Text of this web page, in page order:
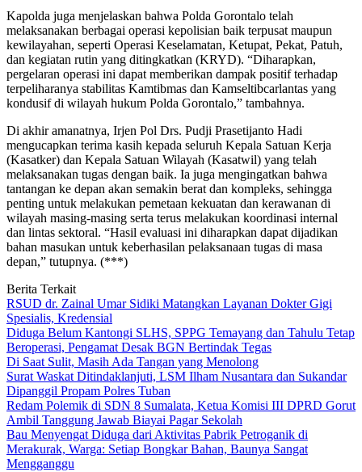
Kapolda juga menjelaskan bahwa Polda Gorontalo telah
melaksanakan berbagai operasi kepolisian baik terpusat maupun
kewilayahan, seperti Operasi Keselamatan, Ketupat, Pekat, Patuh,
dan kegiatan rutin yang ditingkatkan (KRYD). “Diharapkan,
pergelaran operasi ini dapat memberikan dampak positif terhadap
terpeliharanya stabilitas Kamtibmas dan Kamseltibcarlantas yang
kondusif di wilayah hukum Polda Gorontalo,” tambahnya.
Di akhir amanatnya, Irjen Pol Drs. Pudji Prasetijanto Hadi
mengucapkan terima kasih kepada seluruh Kepala Satuan Kerja
(Kasatker) dan Kepala Satuan Wilayah (Kasatwil) yang telah
melaksanakan tugas dengan baik. Ia juga mengingatkan bahwa
tantangan ke depan akan semakin berat dan kompleks, sehingga
penting untuk melakukan pemetaan kekuatan dan kerawanan di
wilayah masing-masing serta terus melakukan koordinasi internal
dan lintas sektoral. “Hasil evaluasi ini diharapkan dapat dijadikan
bahan masukan untuk keberhasilan pelaksanaan tugas di masa
depan,” tutupnya. (***)
Berita Terkait
RSUD dr. Zainal Umar Sidiki Matangkan Layanan Dokter Gigi
Spesialis, Kredensial
Diduga Belum Kantongi SLHS, SPPG Temayang dan Tahulu Tetap
Beroperasi, Pengamat Desak BGN Bertindak Tegas
Di Saat Sulit, Masih Ada Tangan yang Menolong
Surat Waskat Ditindaklanjuti, LSM Ilham Nusantara dan Sukandar
Dipanggil Propam Polres Tuban
Redam Polemik di SDN 8 Sumalata, Ketua Komisi III DPRD Gorut
Ambil Tanggung Jawab Biayai Pagar Sekolah
Bau Menyengat Diduga dari Aktivitas Pabrik Petroganik di
Merakurak, Warga: Setiap Bongkar Bahan, Baunya Sangat
Mengganggu